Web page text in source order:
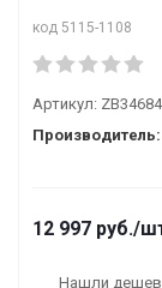
код 5115-1108
Артикул:
Производитель:
12 997 руб./
Нашли